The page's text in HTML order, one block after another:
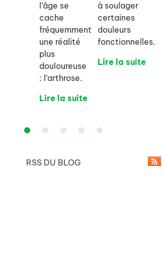
l’âge se
cache
fréquemment
une réalité
plus
douloureuse
: l’arthrose.
Lire la suite
à soulager
certaines
douleurs
fonctionnelles.
Lire la suite
RSS DU BLOG